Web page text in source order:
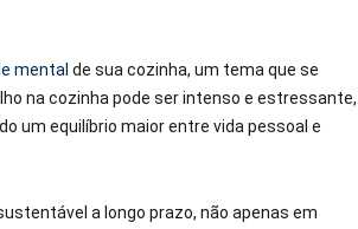
mental de sua cozinha, um tema que se
na cozinha pode ser intenso e estressante,
um equilíbrio maior entre vida pessoal e
a longo prazo, não apenas em